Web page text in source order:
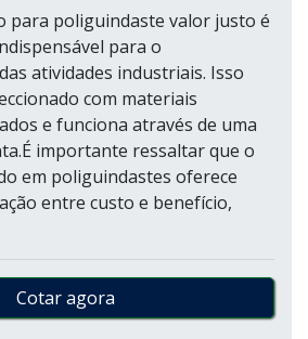
para poliguindaste valor justo é
para o
atividades industriais. Isso
com materiais
e funciona através de uma
importante ressaltar que o
em poliguindastes oferece
entre custo e benefício,
Cotar agora